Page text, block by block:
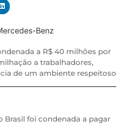
a R$ 40 milhões por
a trabalhadores,
de um ambiente respeitoso
Brasil foi condenada a pagar